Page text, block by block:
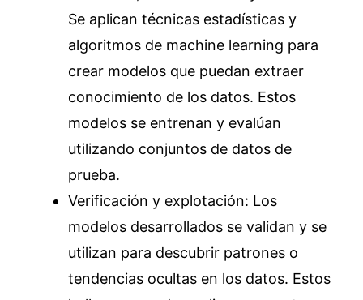
Se aplican técnicas estadísticas y
algoritmos de machine learning para
crear modelos que puedan extraer
conocimiento de los datos. Estos
modelos se entrenan y evalúan
utilizando conjuntos de datos de
prueba.
Verificación y explotación: Los
modelos desarrollados se validan y se
utilizan para descubrir patrones o
tendencias ocultas en los datos. Estos